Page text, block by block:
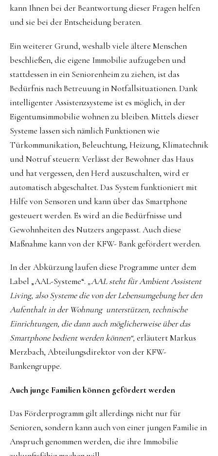
kann Ihnen bei der Beantwortung dieser Fragen helfen
und sie bei der Entscheidung beraten.
Ein weiterer Grund, weshalb viele ältere Menschen
beschließen, die eigene Immobilie aufzugeben und
stattdessen in ein Seniorenheim zu ziehen, ist das
Bedürfnis nach Betreuung in Notfallsituationen. Dank
intelligenter Assistenzsysteme ist es möglich, in der
Eigentumsimmobilie wohnen zu bleiben. Mittels dieser
Systeme lassen sich nämlich Funktionen wie
Türkommunikation, Beleuchtung, Heizung, Klimatechnik
und Notruf steuern: Verlässt der Bewohner das Haus
und hat vergessen, den Herd auszuschalten, wird er
automatisch abgeschaltet. Das System funktioniert mit
Hilfe von Sensoren und kann über das Smartphone
gesteuert werden. Es wird an die Bedürfnisse und
Gewohnheiten des Nutzers angepasst. Auch diese
Maßnahme kann von der KFW- Bank gefördert werden.
In der Abkürzung laufen diese Programme unter dem
Label „AAL-Systeme“. „AAL steht für Ambient Assistent
Living, also Systeme die von der Lebensumgebung her den
Aufenthalt in der Wohnung unterstützen, technische
Einrichtungen, die dann auch möglicherweise über das
Smartphone bedient werden können“, erläutert Markus
Merzbach, Abteilungsdirektor von der KFW-
Bankengruppe.
Auch junge Familienkönnen gefördert werden
Das Förderprogramm gilt allerdings nicht nur für
Senioren, sondern kann auch von einer jungen Familie in
Anspruch genommen werden, die ihre Immobilie